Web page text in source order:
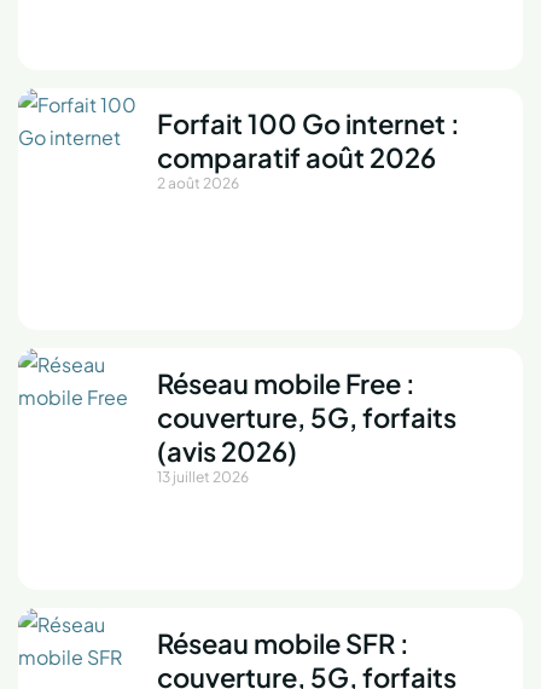
Forfait 100 Go internet :
comparatif août 2026
2 août 2026
Réseau mobile Free :
couverture, 5G, forfaits
(avis 2026)
13 juillet 2026
Réseau mobile SFR :
couverture, 5G, forfaits